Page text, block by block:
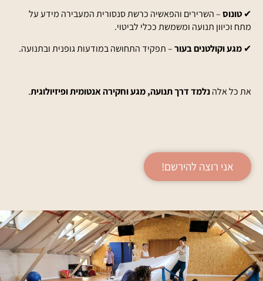
✔ טונוס– השרירים והפאשיה כרשת סנסורית המעבירה מידע על
מתח וכיוון תנועה ומשמשת ככלי לביטוי.
✔ מגע וקולטנים בעור– תפקיד התחושה במודעות גופנית ובתנועה.
את כל אלהנלמד דרךתנועה, מגע וחקירה אנטומית ופיזיולוגית.
אני רוצה להירשם!